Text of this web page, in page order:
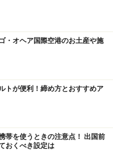
自転車道整備が進んでき
地にカフェやショップが
を小回りを利かせて散策し
をのぼって街を一望した
道を駆け抜けたり。バル
転車の低い目線から見てこ
います。
ー（大人 49ユーロ～）
乾杯タイムも。美食大国ス
日を締めくくれそうです
・オヘア国際空港のお土産や施
トが便利！締め方とおすすめア
帯を使うときの注意点！ 出国前
おくべき設定は